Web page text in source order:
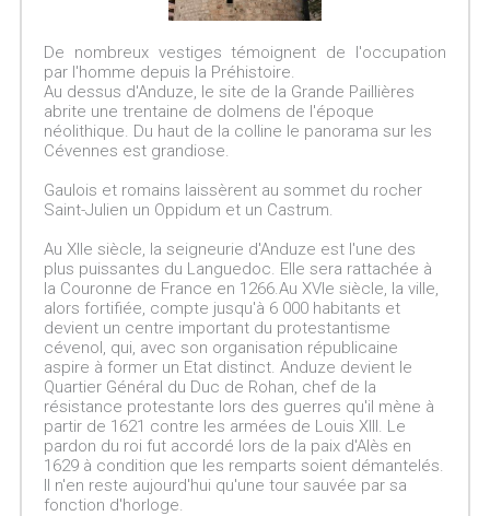
De nombreux vestiges témoignent de l'occupation
par l'homme depuis la Préhistoire.
Au dessus d'Anduze, le site de la Grande Paillières
abrite une trentaine de dolmens de l'époque
néolithique. Du haut de la colline le panorama sur les
Cévennes est grandiose.
Gaulois et romains laissèrent au sommet du rocher
Saint-Julien un Oppidum et un Castrum.
Au XIIe siècle, la seigneurie d'Anduze est l'une des
plus puissantes du Languedoc. Elle sera rattachée à
la Couronne de France en 1266.Au XVIe siècle, la ville,
alors fortifiée, compte jusqu'à 6 000 habitants et
devient un centre important du protestantisme
cévenol, qui, avec son organisation républicaine
aspire à former un Etat distinct. Anduze devient le
Quartier Général du Duc de Rohan, chef de la
résistance protestante lors des guerres qu'il mène à
partir de 1621 contre les armées de Louis XIII. Le
pardon du roi fut accordé lors de la paix d'Alès en
1629 à condition que les remparts soient démantelés.
Il n'en reste aujourd'hui qu'une tour sauvée par sa
fonction d'horloge.